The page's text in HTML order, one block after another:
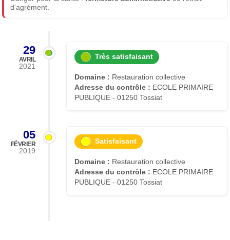
d'agrément.
29
AVRIL
2021
Très satisfaisant
Domaine : Restauration collective
Adresse du contrôle : ECOLE PRIMAIRE
PUBLIQUE - 01250 Tossiat
05
FÉVRIER
2019
Satisfaisant
Domaine : Restauration collective
Adresse du contrôle : ECOLE PRIMAIRE
PUBLIQUE - 01250 Tossiat